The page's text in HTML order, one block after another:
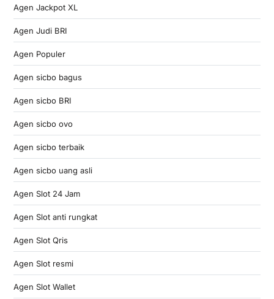
Agen Jackpot XL
Agen Judi BRI
Agen Populer
Agen sicbo bagus
Agen sicbo BRI
Agen sicbo ovo
Agen sicbo terbaik
Agen sicbo uang asli
Agen Slot 24 Jam
Agen Slot anti rungkat
Agen Slot Qris
Agen Slot resmi
Agen Slot Wallet